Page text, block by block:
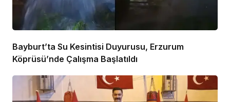
Bayburt’ta Su Kesintisi Duyurusu, Erzurum
Köprüsü’nde Çalışma Başlatıldı